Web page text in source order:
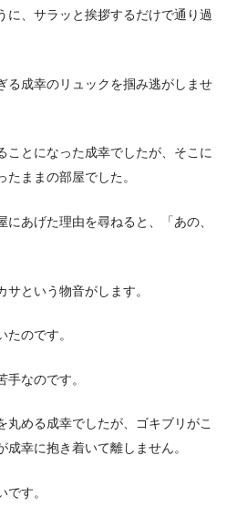
に、サラッと挨拶するだけで通り過
る成幸のリュックを掴み逃がしませ
ことになった成幸でしたが、そこに
ままの部屋でした。
あげた理由を尋ねると、「あの、
という物音がします。
のです。
なのです。
丸める成幸でしたが、ゴキブリがこ
幸に抱き着いて離しません。
す。